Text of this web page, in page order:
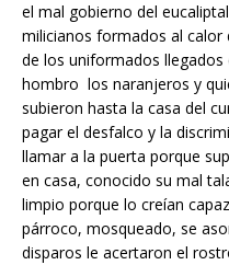
el mal gobierno del
milicianos formados al calor
de los uniformados llegados
hombro los naranjeros y
subieron hasta la casa del
pagar el desfalco y la
llamar a la puerta porque
en casa, conocido su mal
limpio porque lo creían
párroco, mosqueado, se
disparos le acertaron el